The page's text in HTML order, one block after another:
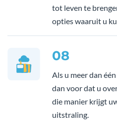
tot leven te
opties waaruit u
08
Als u meer dan
dan voor dat u
die manier krijgt
uitstraling.